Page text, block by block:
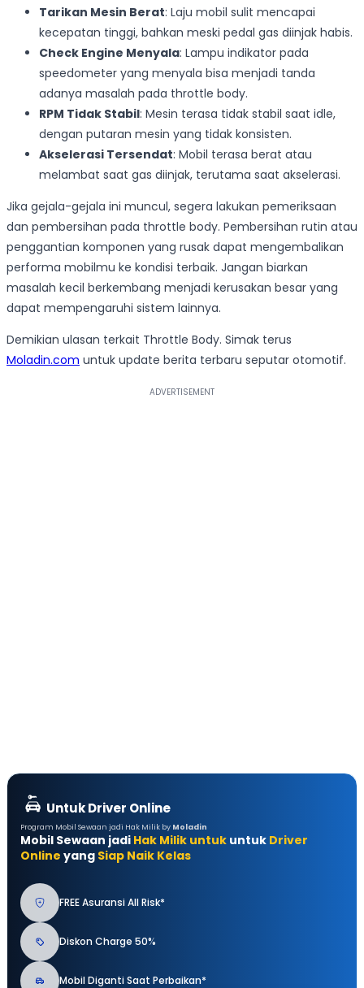
Tarikan Mesin Berat: Laju mobil sulit mencapai
kecepatan tinggi, bahkan meski pedal gas diinjak habis.
Check Engine Menyala: Lampu indikator pada
speedometer yang menyala bisa menjadi tanda
adanya masalah pada throttle body.
RPM Tidak Stabil: Mesin terasa tidak stabil saat idle,
dengan putaran mesin yang tidak konsisten.
Akselerasi Tersendat: Mobil terasa berat atau
melambat saat gas diinjak, terutama saat akselerasi.
Jika gejala-gejala ini muncul, segera lakukan pemeriksaan
dan pembersihan pada throttle body. Pembersihan rutin atau
penggantian komponen yang rusak dapat mengembalikan
performa mobilmu ke kondisi terbaik. Jangan biarkan
masalah kecil berkembang menjadi kerusakan besar yang
dapat mempengaruhi sistem lainnya.
Demikian ulasan terkait Throttle Body. Simak terus
Moladin.com untuk update berita terbaru seputar otomotif.
Untuk Driver Online
Program Mobil Sewaan jadi Hak Milik by Moladin
Mobil Sewaan jadi Hak Milik untuk untuk Driver
Online yang Siap Naik Kelas
FREE Asuransi All Risk*
Diskon Charge 50%
Mobil Diganti Saat Perbaikan*